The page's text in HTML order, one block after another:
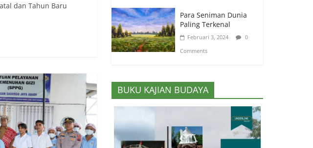
dan Tahun Baru
Para Seniman Dunia
Paling Terkenal
Februari 3, 2024
0
Comments
BUKU KAJIAN BUDAYA